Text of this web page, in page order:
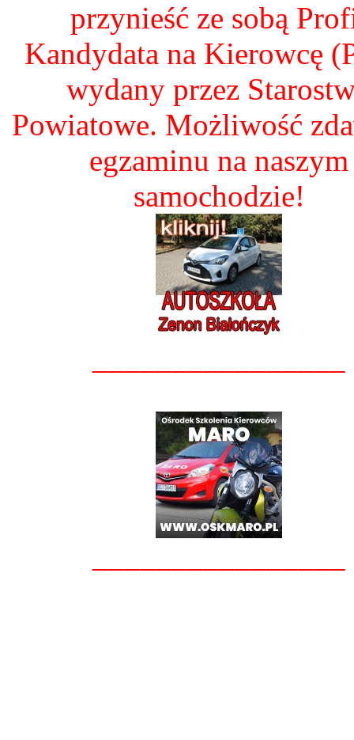
przynieść ze sobą
Kandydata na Kierowcę
wydany przez
Powiatowe. Możliwość
egzaminu na naszym
samochodzie!